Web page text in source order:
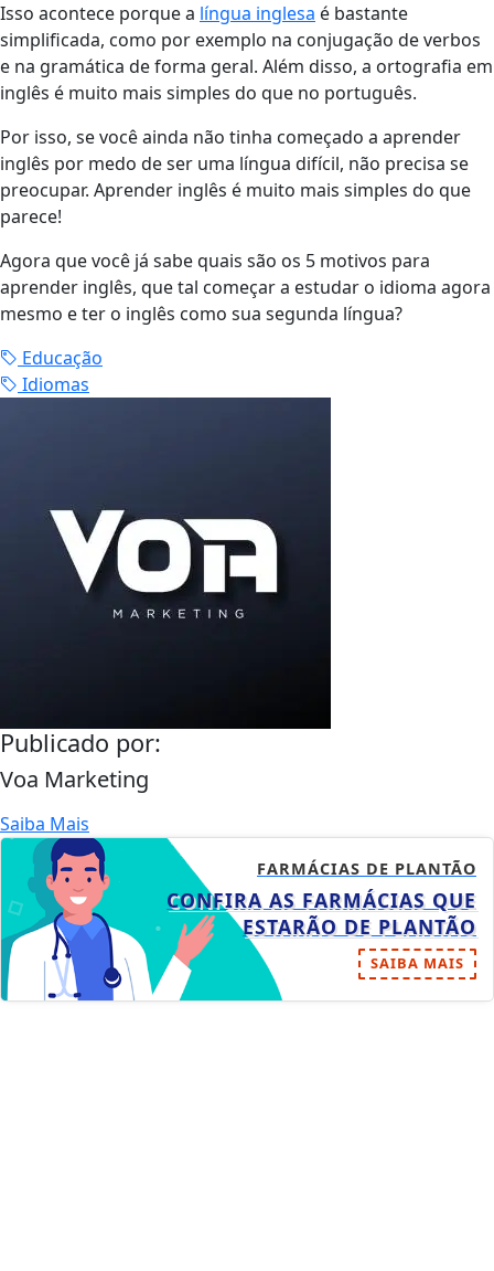
Isso acontece porque a língua inglesa é bastante
simplificada, como por exemplo na conjugação de verbos
e na gramática de forma geral. Além disso, a ortografia em
inglês é muito mais simples do que no português.
Por isso, se você ainda não tinha começado a aprender
inglês por medo de ser uma língua difícil, não precisa se
preocupar. Aprender inglês é muito mais simples do que
parece!
Agora que você já sabe quais são os 5 motivos para
aprender inglês, que tal começar a estudar o idioma agora
mesmo e ter o inglês como sua segunda língua?
Educação
Idiomas
Publicado por:
Voa Marketing
Saiba Mais
FARMÁCIAS DE PLANTÃO
CONFIRA AS FARMÁCIAS QUE
ESTARÃO DE PLANTÃO
SAIBA MAIS